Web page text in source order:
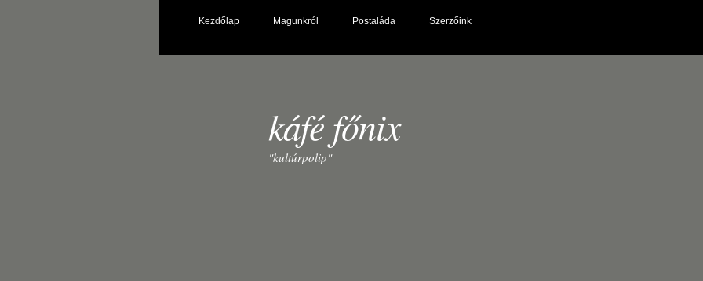
Kezdőlap Magunkról Postaláda Szerzőink
káfé főnix
"kultúrpolip"